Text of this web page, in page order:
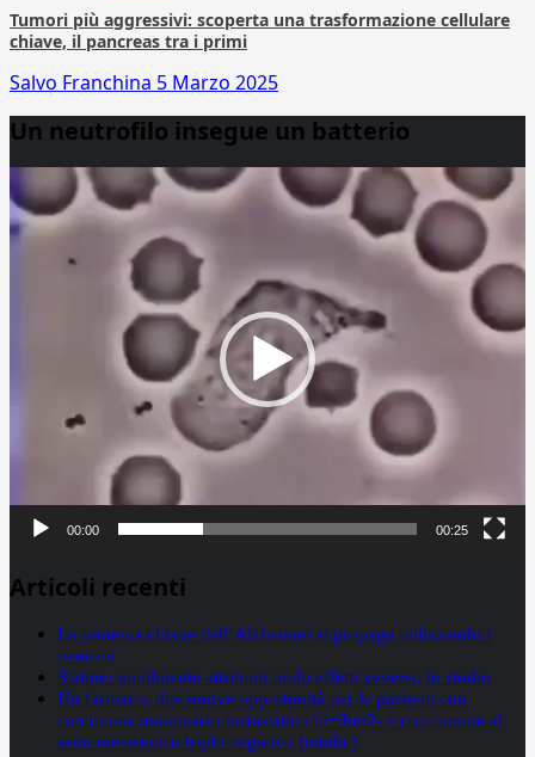
Tumori più aggressivi: scoperta una trasformazione cellulare
chiave, il pancreas tra i primi
Salvo Franchina 5 Marzo 2025
Un neutrofilo insegue un batterio
Player
00:00 00:25
Articoli recenti
La proteina chiave dell’Alzheimer si propaga utilizzando i
neuroni
Statine: inutilmente attribuiti molti effetti avversi, lo studio
Un farmaco, due nuove opportunità per le pazienti con
carcinoma mammario metastatico hr+/her2- e con tumore al
seno metastatico triplo negativo (mtnbc)